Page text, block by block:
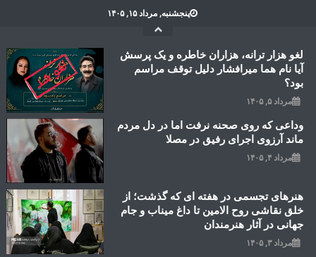
پنجشنبه, مرداد ۱۵, ۱۴۰۵
لغو هزار ترانه، هزاران خاطره و یک پرسش
آیا نام هما میرافشار دلیل توقف مراسم
بود؟
مرداد ۵, ۱۴۰۵
وداعی که روی صحنه نرفت اما در دل مردم
ماند آرزوی اجرای رفیق در مصلا
مرداد ۴, ۱۴۰۵
هنرهای تجسمی در هفته ای که گذشت؛ از
خلق نقاشی روح الامین تا داغ میناب و جام
جهانی در آثار هنرمندان
مرداد ۳, ۱۴۰۵